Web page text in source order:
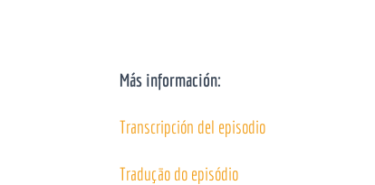
Más información:
Transcripción del episodio
Tradução do episódio